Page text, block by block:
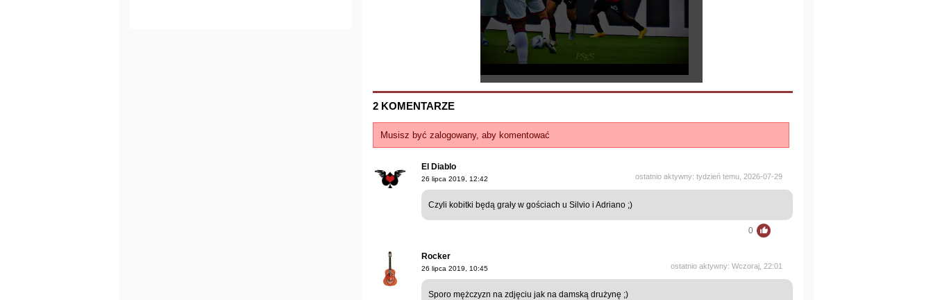
2 KOMENTARZE
Musisz być zalogowany, aby komentować
El Diablo
ostatnio aktywny: tydzień temu, 2026-07-29
26 lipca 2019, 12:42
Czyli kobitki będą grały w gościach u Silvio i Adriano ;)
0
Rocker
ostatnio aktywny: Wczoraj, 22:01
26 lipca 2019, 10:45
Sporo mężczyzn na zdjęciu jak na damską drużynę ;)